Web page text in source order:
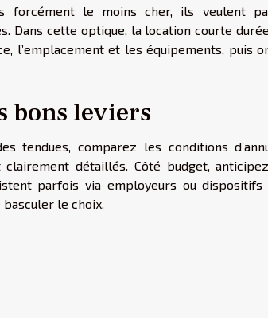
forcément le moins cher, ils veulent
Dans cette optique, la location courte
l’emplacement et les équipements, puis
bons leviers
tendues, comparez les conditions
détaillés. Côté budget,
parfois via employeurs ou dispositifs
le choix.